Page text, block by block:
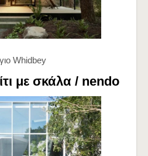
Whidbey
με σκάλα / nendo